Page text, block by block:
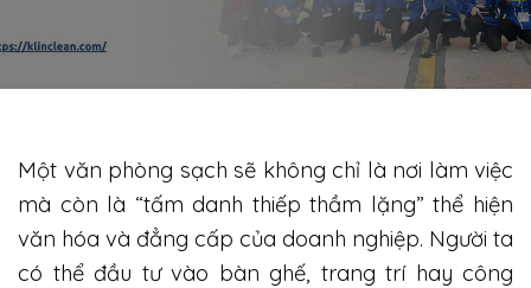
Một văn phòng sạch sẽ không chỉ là nơi làm việc
mà còn là “tấm danh thiếp thầm lặng” thể hiện
văn hóa và đẳng cấp của doanh nghiệp. Người ta
có thể đầu tư vào bàn ghế, trang trí hay công